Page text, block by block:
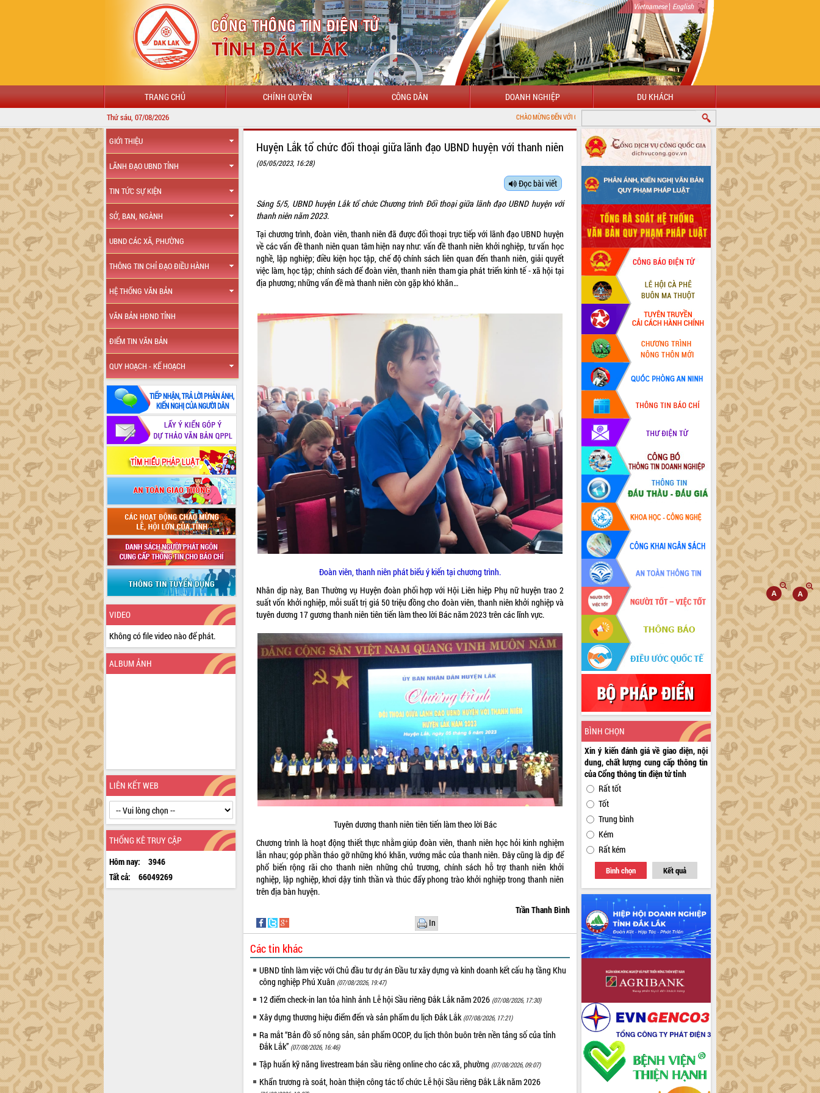
Vietnamese| English
TRANG CHỦ CHÍNH QUYỀN CÔNG DÂN DOANH NGHIỆP DU KHÁCH
Thứ sáu, 07/08/2026 CHÀO MỪNG ĐẾN VỚI CỔNG THÔNG TIN ĐIỆN TỬ TỈNH ĐẮK LẮK
GIỚI THIỆU
LÃNH ĐẠO UBND TỈNH
TIN TỨC SỰ KIỆN
SỞ, BAN, NGÀNH
UBND CÁC XÃ, PHƯỜNG
THÔNG TIN CHỈ ĐẠO ĐIỀU HÀNH
HỆ THỐNG VĂN BẢN
VĂN BẢN HĐND TỈNH
ĐIỂM TIN VĂN BẢN
QUY HOẠCH - KẾ HOẠCH
VIDEO
Không có file video nào để phát.
ALBUM ẢNH
LIÊN KẾT WEB
THỐNG KÊ TRUY CẬP
Hôm nay:
3946
Tất cả:
66049269
Huyện Lắk tổ chức đối thoại giữa lãnh đạo UBND huyện với thanh niên
(05/05/2023, 16:28)
Đọc bài viết
Sáng 5/5, UBND huyện Lắk tổ chức Chương trình Đối thoại giữa lãnh đạo UBND huyện với
thanh niên năm 2023.
Tại chương trình, đoàn viên, thanh niên đã được đối thoại trực tiếp với lãnh đạo UBND huyện
về các vấn đề thanh niên quan tâm hiện nay như: vấn đề thanh niên khởi nghiệp, tư vấn học
nghề, lập nghiệp; điều kiện học tập, chế độ chính sách liên quan đến thanh niên, giải quyết
việc làm, học tập; chính sách để đoàn viên, thanh niên tham gia phát triển kinh tế - xã hội tại
địa phương; những vấn đề mà thanh niên còn gặp khó khăn…
Đoàn viên, thanh niên phát biểu ý kiến tại chương trình.
Nhân dịp này, Ban Thường vụ Huyện đoàn phối hợp với Hội Liên hiệp Phụ nữ huyện trao 2
suất vốn khởi nghiệp, mỗi suất trị giá 50 triệu đồng cho đoàn viên, thanh niên khởi nghiệp và
tuyên dương 17 gương thanh niên tiên tiến làm theo lời Bác năm 2023 trên các lĩnh vực.
Tuyên dương thanh niên tiên tiến làm theo lời Bác
Chương trình là hoạt động thiết thực nhằm giúp đoàn viên, thanh niên học hỏi kinh nghiệm
lẫn nhau; góp phần tháo gỡ những khó khăn, vướng mắc của thanh niên. Đây cũng là dịp để
phổ biến rộng rãi cho thanh niên những chủ trương, chính sách hỗ trợ thanh niên khởi
nghiệp, lập nghiệp, khơi dậy tinh thần và thúc đẩy phong trào khởi nghiệp trong thanh niên
trên địa bàn huyện.
Trần Thanh Bình
In
Các tin khác
UBND tỉnh làm việc với Chủ đầu tư dự án Đầu tư xây dựng và kinh doanh kết cấu hạ tầng Khu
công nghiệp Phú Xuân (07/08/2026, 19:47)
12 điểm check-in lan tỏa hình ảnh Lễ hội Sầu riêng Đắk Lắk năm 2026 (07/08/2026, 17:30)
Xây dựng thương hiệu điểm đến và sản phẩm du lịch Đắk Lắk (07/08/2026, 17:21)
Ra mắt “Bản đồ số nông sản, sản phẩm OCOP, du lịch thôn buôn trên nền tảng số của tỉnh
Đắk Lắk” (07/08/2026, 16:46)
Tập huấn kỹ năng livestream bán sầu riêng online cho các xã, phường (07/08/2026, 09:07)
Khẩn trương rà soát, hoàn thiện công tác tổ chức Lễ hội Sầu riêng Đắk Lắk năm 2026
BÌNH CHỌN
Xin ý kiến đánh giá về giao diện, nội
dung, chất lượng cung cấp thông tin
của Cổng thông tin điện tử tỉnh
Rất tốt
Tốt
Trung bình
Kém
Rất kém
Bình chọn Kết quả